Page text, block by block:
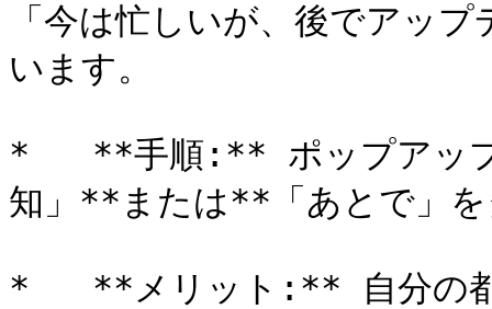
「今は忙しいが、後でアッ
います。
*   **手順:** ポップアップ
知」**または**「あとで」を
*   **メリット:** 自分の都